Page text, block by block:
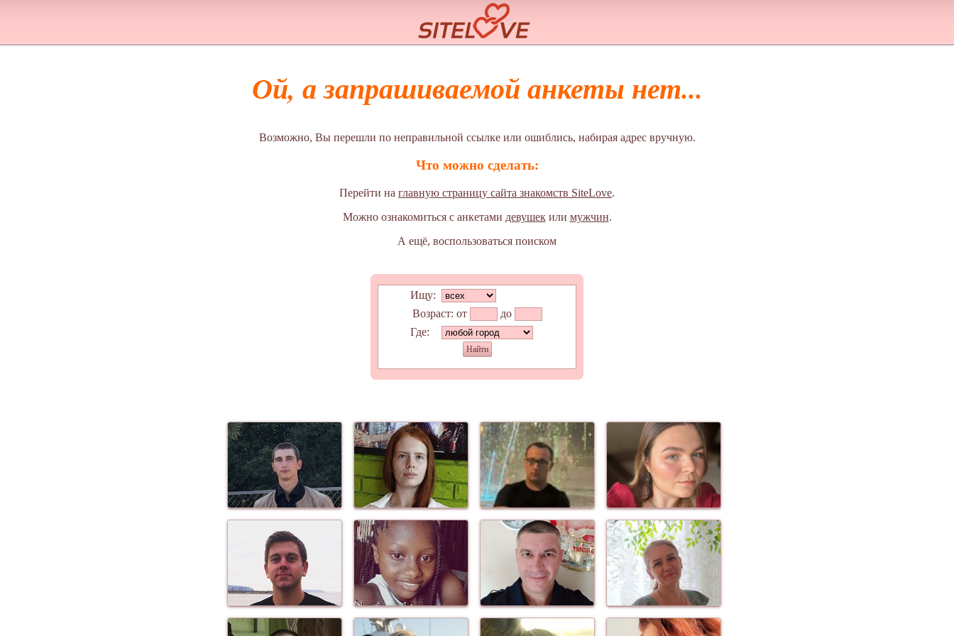
Ой, а запрашиваемой анкеты нет...
Возможно, Вы перешли по неправильной ссылке или ошиблись, набирая адрес вручную.
Что можно сделать:
Перейти на главную страницу сайта знакомств SiteLove.
Можно ознакомиться с анкетами девушекили мужчин.
А ещё, воспользоваться поиском
Ищу:
Возраст: от
до
Где:
Найти